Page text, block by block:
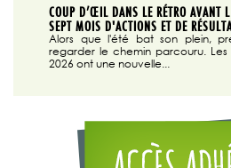
COUP D’ŒIL DANS LE RÉTRO AVANT
SEPT MOIS D'ACTIONS ET DE
Alors que l'été bat son plein,
regarder le chemin parcouru.
2026 ont une nouvelle...